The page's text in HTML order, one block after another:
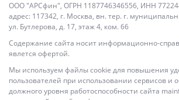
ООО "АРСфин", ОГРН 1187746346556, ИНН
адрес: 117342, г. Москва, вн. тер. г.
ул. Бутлерова, д. 17, этаж 4, ком. 66
Содержание сайта носит информационно-
явлется офертой.
Мы используем файлы cookie для повышения
пользователей при использовании сервисов и
должного уровня работоспособности сайта